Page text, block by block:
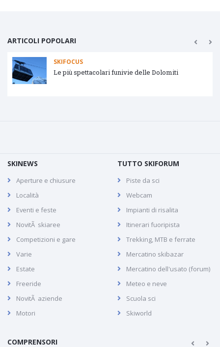
ARTICOLI POPOLARI
SKIFOCUS
Le più spettacolari funivie delle Dolomiti
SKINEWS
Aperture e chiusure
Località
Eventi e feste
NovitÃ skiaree
Competizioni e gare
Varie
Estate
Freeride
NovitÃ aziende
Motori
TUTTO SKIFORUM
Piste da sci
Webcam
Impianti di risalita
Itinerari fuoripista
Trekking, MTB e ferrate
Mercatino skibazar
Mercatino dell'usato (forum)
Meteo e neve
Scuola sci
Skiworld
COMPRENSORI